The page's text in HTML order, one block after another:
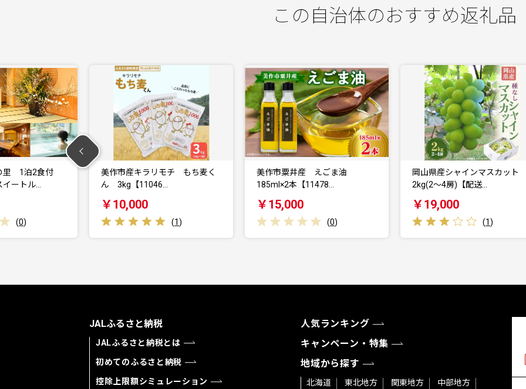
この自治体のおすすめ返礼品
里 1泊2食付
ートル…
(0)
美作市産キラリモチ もち麦く
ん 3kg【11046…
￥10,000
(1)
美作市粟井産 えごま油
185ml×2本【11478…
￥15,000
(0)
岡山県産シャインマスカット
2kg(2〜4房)【配送…
￥19,000
(1)
JALふるさと納税
JALふるさと納税とは
初めてのふるさと納税
控除上限額シミュレーション
人気ランキング
キャンペーン・特集
地域から探す
北海道 東北地方 関東地方 中部地方